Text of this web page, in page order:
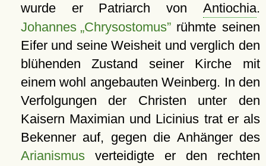
wurde er Patriarch von Antiochia.
Johannes „Chrysostomus”rühmte seinen
Eifer und seine Weisheit und verglich den
blühenden Zustand seiner Kirche mit
einem wohl angebauten Weinberg. In den
Verfolgungen der Christen unter den
Kaisern Maximian und Licinius trat er als
Bekenner auf, gegen die Anhänger des
Arianismusverteidigte er den rechten